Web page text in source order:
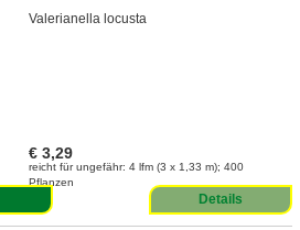
Valerianella locusta
€ 3,29
reicht für ungefähr: 4 lfm (3 x 1,33 m); 400
Pflanzen
Details